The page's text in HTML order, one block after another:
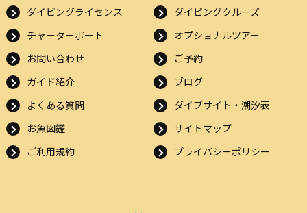
ダイビングライセンス
ダイビングクルーズ
チャーターボート
オプショナルツアー
お問い合わせ
ご予約
ガイド紹介
ブログ
よくある質問
ダイブサイト・潮汐表
お魚図鑑
サイトマップ
ご利用規約
プライバシーポリシー